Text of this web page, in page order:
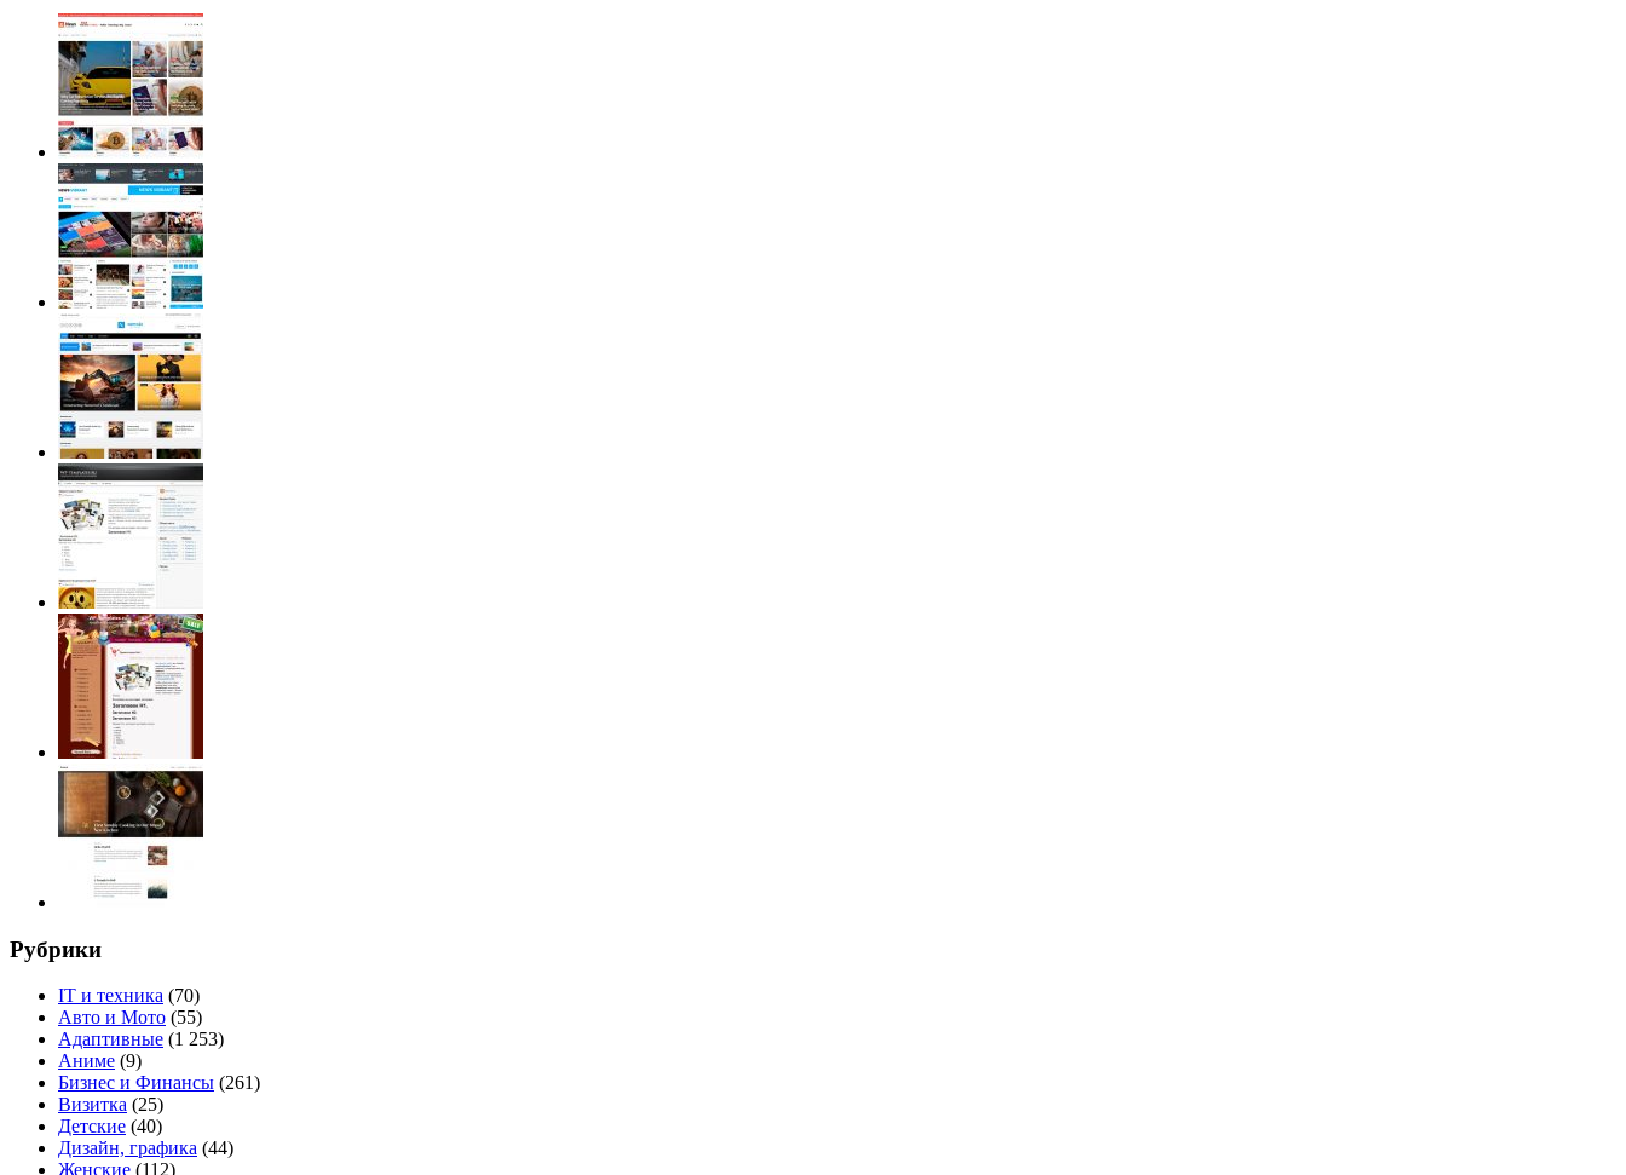
Рубрики
IT и техника (70)
Авто и Мото (55)
Адаптивные (1 253)
Аниме (9)
Бизнес и Финансы (261)
Визитка (25)
Детские (40)
Дизайн, графика (44)
Женские (112)